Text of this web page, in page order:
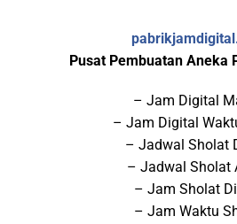
Pusat Pembuatan Aneka
– Jam Digital
– Jam Digital
– Jadwal Sholat
– Jadwal Sholat
– Jam Sholat
– Jam Waktu